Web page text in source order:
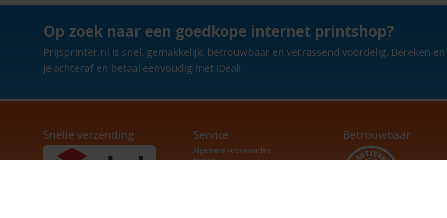
Op zoek naar een goedkope internet printshop?
Prijsprinter.nl is snel, gemakkelijk, betrouwbaar en verrassend voordelig. Bereken
je achteraf en betaal eenvoudig met iDeal!
Snelle verzending Service
Algemene voorwaarden
Privacy
Betrouwbaar